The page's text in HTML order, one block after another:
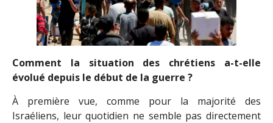
Comment la situation des chrétiens a-t-elle
évolué depuis le début de la guerre ?
À première vue, comme pour la majorité des
Israéliens, leur quotidien ne semble pas directement